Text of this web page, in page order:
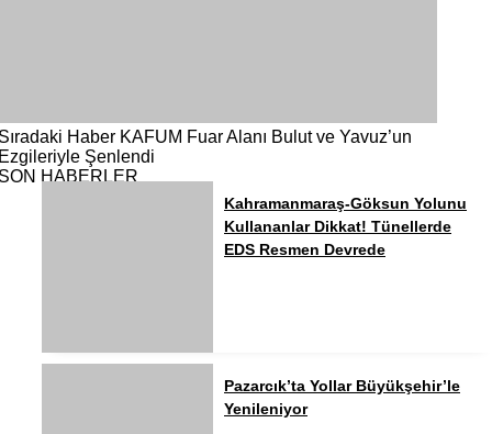
Haber KAFUM Fuar Alanı Bulut ve Yavuz’un
Şenlendi
HABERLER
Kahramanmaraş-Göksun Yolunu
Kullananlar Dikkat! Tünellerde
EDS Resmen Devrede
Pazarcık’ta Yollar Büyükşehir’le
Yenileniyor